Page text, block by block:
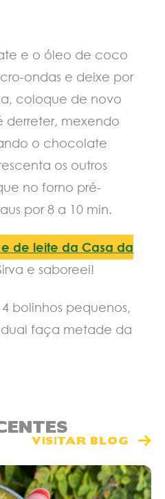
e o óleo de coco
ondas e deixe por
coloque de novo
derreter, mexendo
o chocolate
os outros
no forno pré-
por 8 a 10 min.
de leite da Casa da
e saboreei!
bolinhos pequenos,
faça metade da
VISITAR BLOG